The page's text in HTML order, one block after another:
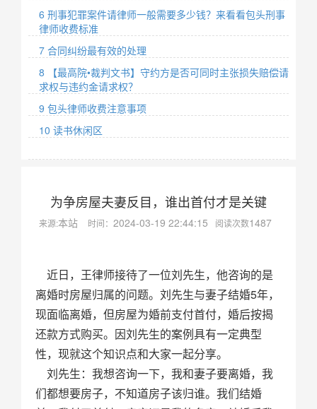
6 刑事犯罪案件请律师一般需要多少钱？来看看包头刑事
律师收费标准
7 合同纠纷最有效的处理
8 【最高院•裁判文书】守约方是否可同时主张损失赔偿请
求权与违约金请求权？
9 包头律师收费注意事项
10 读书休闲区
为争房屋夫妻反目，谁出首付才是关键
来源:本站 时间： 2024-03-19 22:44:15 阅读次数1487
近日，王律师接待了一位刘先生，他咨询的是
离婚时房屋归属的问题。刘先生与妻子结婚5年，
现面临离婚，但房屋为婚前支付首付，婚后按揭
还款方式购买。因刘先生的案例具有一定典型
性，现就这个知识点和大家一起分享。
刘先生：我想咨询一下，我和妻子要离婚，我
们都想要房子，不知道房子该归谁。我们结婚